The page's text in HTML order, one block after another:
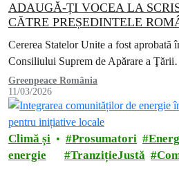
ADAUGĂ-ȚI VOCEA LA
CĂTRE PREȘEDINTELE
ILEGAL SAU PACE,
UN MEDIU PROTEJAT
Cererea Statelor Unite a fost aprobată
Consiliului Suprem de Apărare a
Greenpeace România
11/03/2026
Climă și
energie
Prosumatori
TranzițieJustă